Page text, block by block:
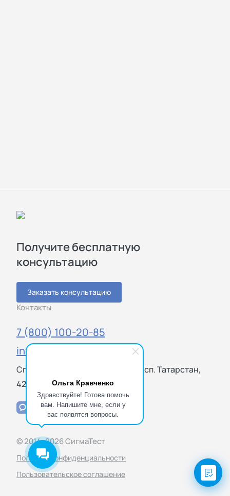
Ольга Кравченко
Здравствуйте! Готова помочь
вам. Напишите мне, если у
вас появятся вопросы.
Получите бесплатную
консультацию
Заказать консультацию
Контакты
7 (800) 100-20-85
info@sigmatest.ru
Спартаковская ул., 6, Казань, Респ. Татарстан,
420000
© 2014–2026 СигмаТест
Политика конфиденциальности
Пользовательское соглашение